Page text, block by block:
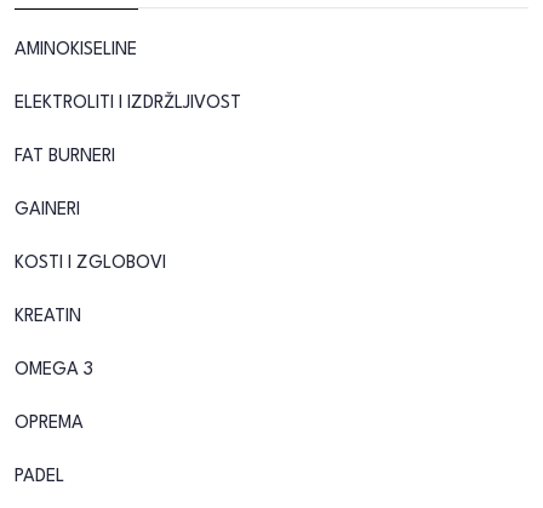
AMINOKISELINE
ELEKTROLITI I IZDRŽLJIVOST
FAT BURNERI
GAINERI
KOSTI I ZGLOBOVI
KREATIN
OMEGA 3
OPREMA
PADEL